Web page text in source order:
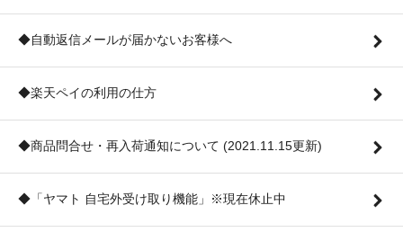
◆自動返信メールが届かないお客様へ
◆楽天ペイの利用の仕方
◆商品問合せ・再入荷通知について (2021.11.15更新)
◆「ヤマト 自宅外受け取り機能」※現在休止中